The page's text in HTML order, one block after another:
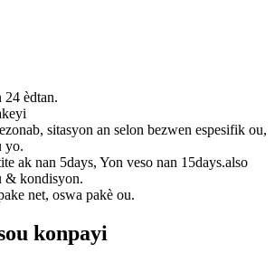
24 èdtan.
sitasyon an selon bezwen espesifik ou,
yo.
ak nan 5days, Yon veso nan 15days.also
& kondisyon.
net, oswa pakè ou.
konpayi